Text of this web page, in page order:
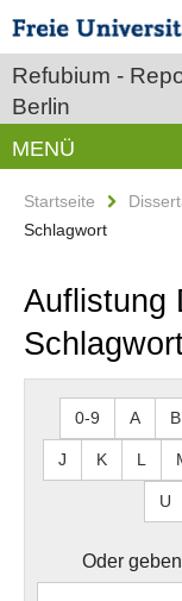
Refubium -
Berlin
MENÜ
Startseite
Schlagwort
Auflistung
0-9 A B
J K L
U
Oder